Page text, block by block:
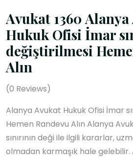
Avukat 1360
Hukuk Ofisi İmar
değiştirilmesi
Alın
(0 Reviews)
Alanya Avukat Hukuk Ofisi İmar
Hemen Randevu Alın Alanya
sınırının deği ile ilgili kararlar,
olmadan karmaşık hale